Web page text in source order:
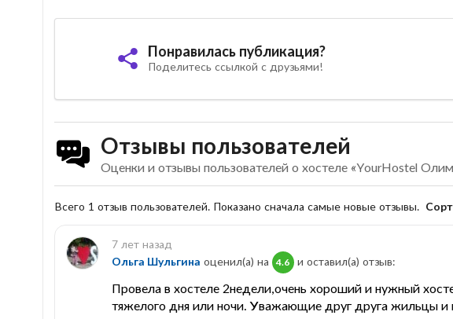
Понравилась публикация?
Поделитесь ссылкой с друзьями!
Отзывы пользователей
Оценки и отзывы пользователей о хостеле «YourHostel
Всего 1 отзыв пользователей. Показано сначала самые новые отзывы.
7 лет назад
Ольга Шульгина оценил(а) на 4.6 и оставил(a) отзыв:
Провела в хостеле 2недели,очень хороший и нужный
тяжелого дня или ночи. Уважающие друг друга жильцы и